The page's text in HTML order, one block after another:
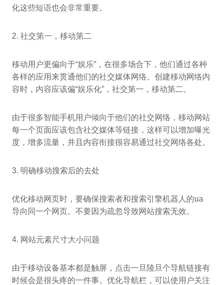
化这些短语也会非常重要。
2. 社交第一，移动第二
移动用户更偏向于“娱乐”，在很多场合下，他们通过各种
各样的应用来贯通他们的社交媒体网络。创建移动网络内
容时，内容应该偏“娱乐化”，社交第一，移动第二。
由于很多智能手机用户倾向于他们的社交网络，移动网站
每一个页面应该包含社交媒体等链接，这样可以增加曝光
度，增多流量，并且内容衔接很容易通过社交网络各处。
3. 明确移动搜索后的去处
优化移动网页时，要确保搜索者和搜索引擎机器人的ua
导向同一个网页。不要因为疏忽导致网站搜索无效。
4. 网站元素尺寸大小问题
由于移动设备基本都是触屏，点击一旦陵旦个导航链接有
时候会是很头疼的一件事。优化导航栏，可以使用户关注